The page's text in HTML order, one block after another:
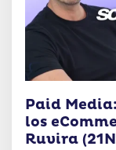
Paid
los
Ruvira